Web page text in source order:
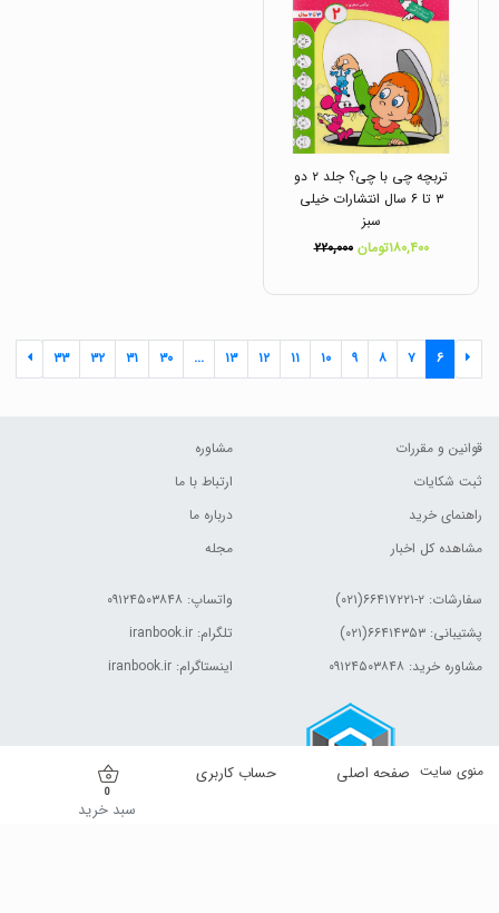
صفحه اصلی منوی سایت حساب کاربری
0
سبد خرید
تربچه چی با چی؟ جلد ۲ دو
۳ تا ۶ سال انتشارات خیلی
سبز
۱۸۰,۴۰۰تومان
۲۲۰,۰۰۰
۶ ۷ ۸ ۹ ۱۰ ۱۱ ۱۲ ۱۳ ... ۳۰ ۳۱ ۳۲ ۳۳
قوانین و مقررات
ثبت شکایات
راهنمای خرید
مشاهده کل اخبار
مشاوره
ارتباط با ما
درباره ما
مجله
سفارشات: ۲-۶۶۴۱۷۲۲۱(۰۲۱)
پشتیبانی: ۶۶۴۱۴۳۵۳(۰۲۱)
مشاوره خرید: ۰۹۱۲۴۵۰۳۸۴۸
واتساپ: ۰۹۱۲۴۵۰۳۸۴۸
تلگرام: iranbook.ir
اینستاگرام: iranbook.ir